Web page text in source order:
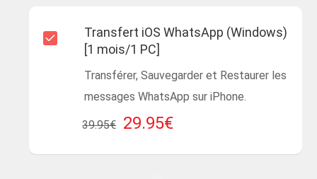
Transfert iOS WhatsApp (Windows)
[1 mois/1 PC]
Transférer, Sauvegarder et Restaurer les
messages WhatsApp sur iPhone.
29.95€
39.95€